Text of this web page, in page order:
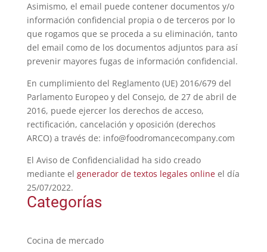
Asimismo, el email puede contener documentos y/o
información confidencial propia o de terceros por lo
que rogamos que se proceda a su eliminación, tanto
del email como de los documentos adjuntos para así
prevenir mayores fugas de información confidencial.
En cumplimiento del Reglamento (UE) 2016/679 del
Parlamento Europeo y del Consejo, de 27 de abril de
2016, puede ejercer los derechos de acceso,
rectificación, cancelación y oposición (derechos
ARCO) a través de: info@foodromancecompany.com
El Aviso de Confidencialidad ha sido creado
mediante el generador de textos legales onlineel día
25/07/2022.
Categorías
Cocina de mercado